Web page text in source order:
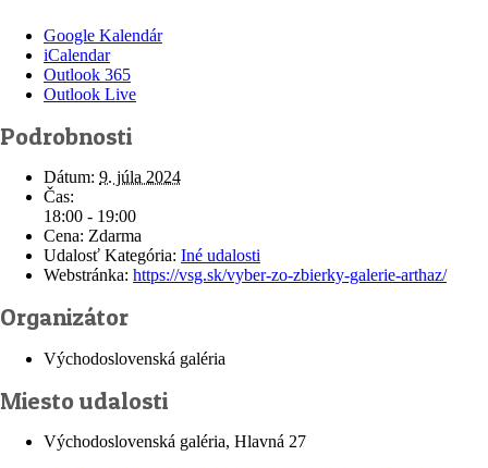
Google Kalendár
iCalendar
Outlook 365
Outlook Live
Podrobnosti
Dátum: 9. júla 2024
Čas:
18:00 - 19:00
Cena: Zdarma
Udalosť Kategória: Iné udalosti
Webstránka: https://vsg.sk/vyber-zo-zbierky-galerie-arthaz/
Organizátor
Východoslovenská galéria
Miesto udalosti
Východoslovenská galéria, Hlavná 27